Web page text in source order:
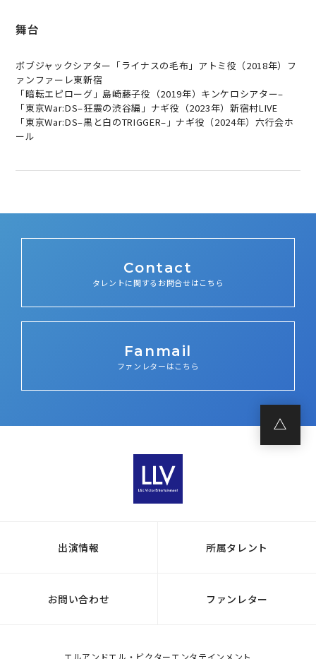
舞台
ボブジャ ッ クシアター 「ライナスの毛布 」 ア ト ミ役 （2018年） フ
ァ ンフ ァー レ東新宿
「暗転エ ピローグ 」島崎藤子役 （2019年） キ ンケロシアター–
「東京War:DS–狂震の渋谷編 」 ナギ役 （2023年）新宿村LIVE
「東京War:DS–黒 と白のTRIGGER– 」 ナギ役 （2024年）六行会ホ
ール
Contact
タレントに関するお問合せはこちら
Fanmail
ファンレターはこちら
出演情報 所属タレント
お問い合わせ ファンレター
エルアンドエル・ビクターエンタテインメント